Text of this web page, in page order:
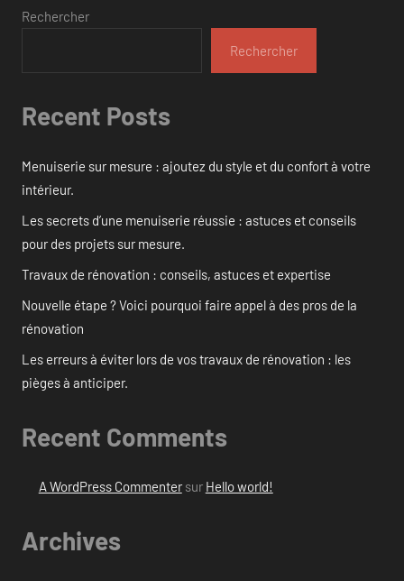
Rechercher
Rechercher
Recent Posts
Menuiserie sur mesure : ajoutez du style et du confort à votre
intérieur.
Les secrets d’une menuiserie réussie : astuces et conseils
pour des projets sur mesure.
Travaux de rénovation : conseils, astuces et expertise
Nouvelle étape ? Voici pourquoi faire appel à des pros de la
rénovation
Les erreurs à éviter lors de vos travaux de rénovation : les
pièges à anticiper.
Recent Comments
A WordPress Commentersur Hello world!
Archives